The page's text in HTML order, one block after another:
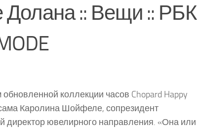
Долана :: Вещи :: РБК
коллекции часов Chopard Happy
Каролина Шойфеле, сопрезидент
директор ювелирного направления. «Она или